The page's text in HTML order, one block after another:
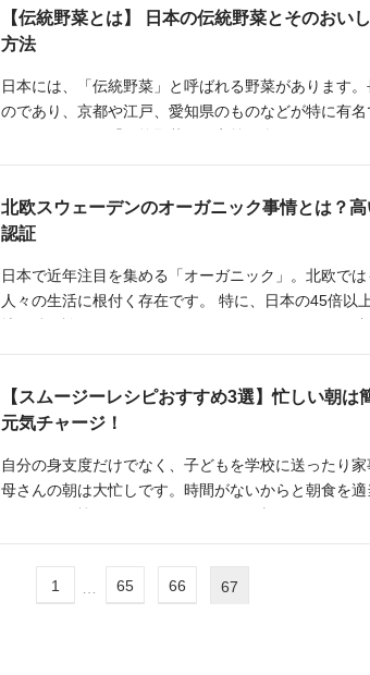
【伝統野菜とは】 日本の伝統野菜とそのおい
方法
日本には、「伝統野菜」と呼ばれる野菜があります
のであり、京都や江戸、愛知県のものなどが特に有名
てご紹介します。
北欧スウェーデンのオーガニック事情とは？
認証
日本で近年注目を集める「オーガニック」。北欧で
人々の生活に根付く存在です。 特に、日本の45倍以
クラス。そんなスウェーデンのオーガニック事情に
【スムージーレシピおすすめ3選】忙しい朝は
元気チャージ！
自分の身支度だけでなく、子どもを学校に送ったり
母さんの朝は大忙しです。時間がないからと朝食を適
しいもの。 そこで今回は、忙しい女性にオススメの
や、スムージーボウルのレシピを3つ紹介します。「
くさそう…」と思っている人は、ぜひ参考にしてみて
1 65 66 67